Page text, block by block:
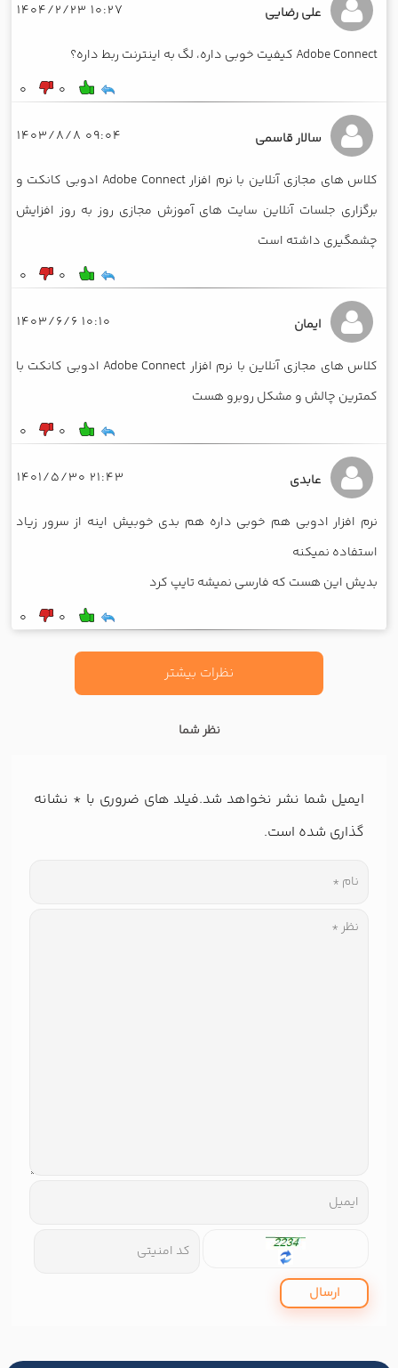
علی رضایی 10:27 1404/2/23
Adobe Connect کیفیت خوبی داره، لگ به اینترنت ربط داره؟
0
0
سالار قاسمی 09:04 1403/8/8
کلاس های مجازی آنلاین با نرم افزار Adobe Connect ادوبی کانکت و
برگزاری جلسات آنلاین سایت های آموزش مجازی روز به روز افزایش
چشمگیری داشته است
0
0
ایمان 10:10 1403/6/6
کلاس های مجازی آنلاین با نرم افزار Adobe Connect ادوبی کانکت با
کمترین چالش و مشکل روبرو هست
0
0
عابدی 21:43 1401/5/30
نرم افزار ادوبی هم خوبی داره هم بدی خوبیش اینه از سرور زیاد
استفاده نمیکنه
بدیش این هست که فارسی نمیشه تایپ کرد
0
0
نظرات بیشتر
نظر شما
ایمیل شما نشر نخواهد شد.فیلد های ضروری با * نشانه
گذاری شده است.
ارسال